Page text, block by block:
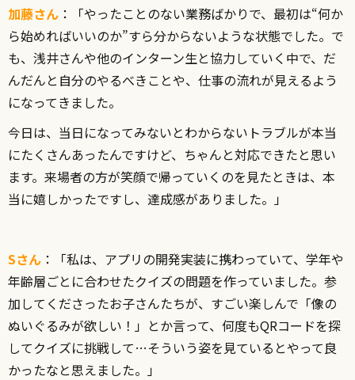
加藤さん ：「やったことのない業務ばかりで、最初は“何か
ら始めればいいのか”すら分からないような状態でした。で
も、浅井さんや他のインターン生と協力していく中で、だ
んだんと自分のやるべきことや、仕事の流れが見えるよう
になってきました。
今日は、当日になってみないとわからないトラブルが本当
にたくさんあったんですけど、ちゃんと対応できたと思い
ます。来場者の方が笑顔で帰っていくのを見たときは、本
当に嬉しかったですし、達成感がありました。」
Sさん ：「私は、アプリの開発実装に携わっていて、学年や
年齢層ごとに合わせたクイズの問題を作っていました。参
加してくださったお子さんたちが、すごい楽しんで「像の
ぬいぐるみが欲しい！」とか言って、何度もQRコードを探
してクイズに挑戦して…そういう姿を見ているとやって良
かったなと思えました。」